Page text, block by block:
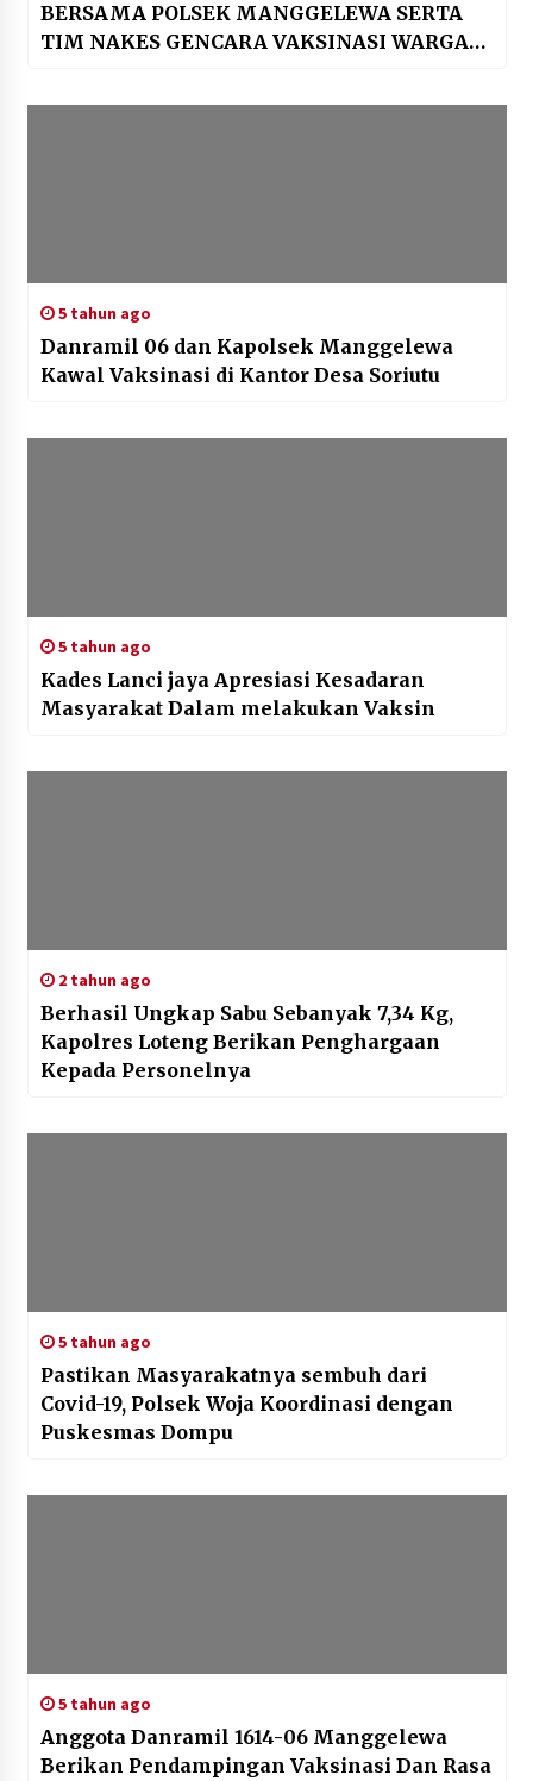
BERSAMA POLSEK MANGGELEWA SERTA
TIM NAKES GENCARA VAKSINASI WARGA
5 tahun ago
Danramil 06 dan Kapolsek Manggelewa
Kawal Vaksinasi di Kantor Desa Soriutu
5 tahun ago
Kades Lanci jaya Apresiasi Kesadaran
Masyarakat Dalam melakukan Vaksin
2 tahun ago
Berhasil Ungkap Sabu Sebanyak 7,34 Kg,
Kapolres Loteng Berikan Penghargaan
Kepada Personelnya
5 tahun ago
Pastikan Masyarakatnya sembuh dari
Covid-19, Polsek Woja Koordinasi dengan
Puskesmas Dompu
5 tahun ago
Anggota Danramil 1614-06 Manggelewa
Berikan Pendampingan Vaksinasi Dan Rasa